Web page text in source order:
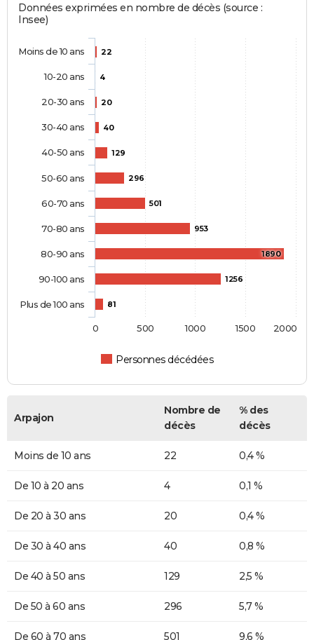
Données exprimées en nombre de décès (source :
Insee)
22
4
20
40
129
296
501
953
1890
1256
81
Personnes décédées
Moins de 10 ans
10-20 ans
20-30 ans
30-40 ans
40-50 ans
50-60 ans
60-70 ans
70-80 ans
80-90 ans
90-100 ans
Plus de 100 ans
0 500 1000 1500 2000
Arpajon
Nombre de
décès
% des
décès
Moins de 10 ans 22 0,4 %
De 10 à 20 ans 4 0,1 %
De 20 à 30 ans 20 0,4 %
De 30 à 40 ans 40 0,8 %
De 40 à 50 ans 129 2,5 %
De 50 à 60 ans 296 5,7 %
De 60 à 70 ans 501 9,6 %